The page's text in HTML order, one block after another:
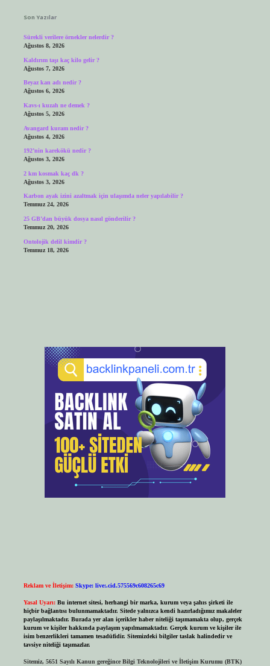
Son Yazılar
Sürekli verilere örnekler nelerdir ?
Ağustos 8, 2026
Kaldırım taşı kaç kilo gelir ?
Ağustos 7, 2026
Beyaz kan adı nedir ?
Ağustos 6, 2026
Kavs-ı kuzah ne demek ?
Ağustos 5, 2026
Avangard kuram nedir ?
Ağustos 4, 2026
192’nin karekökü nedir ?
Ağustos 3, 2026
2 km kosmak kaç dk ?
Ağustos 3, 2026
Karbon ayak izini azaltmak için ulaşımda neler yapılabilir ?
Temmuz 24, 2026
25 GB’dan büyük dosya nasıl gönderilir ?
Temmuz 20, 2026
Ontolojik delil kimdir ?
Temmuz 18, 2026
Reklam ve İletişim: Skype: live:.cid.575569c608265c69
Yasal Uyarı: Bu internet sitesi, herhangi bir marka, kurum veya şahıs şirketi ile
hiçbir bağlantısı bulunmamaktadır. Sitede yalnızca kendi hazırladığımız makaleler
paylaşılmaktadır. Burada yer alan içerikler haber niteliği taşımamakta olup, gerçek
kurum ve kişiler hakkında paylaşım yapılmamaktadır. Gerçek kurum ve kişiler ile
isim benzerlikleri tamamen tesadüfidir. Sitemizdeki bilgiler taslak halindedir ve
tavsiye niteliği taşımazlar.
Sitemiz, 5651 Sayılı Kanun gereğince Bilgi Teknolojileri ve İletişim Kurumu (BTK)